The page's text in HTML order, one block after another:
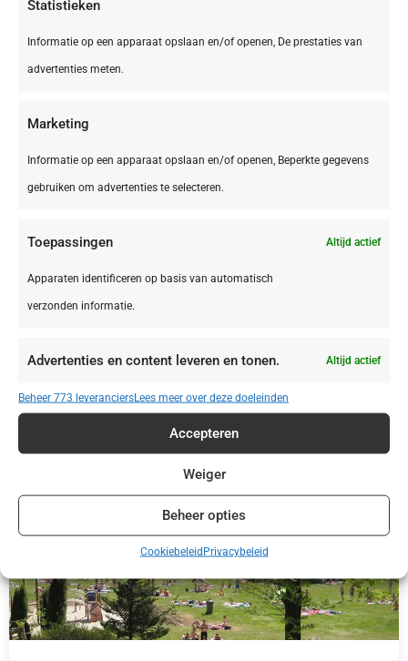
Statistieken
Informatie op een apparaat opslaan en/of openen, De prestaties van
advertenties meten.
Marketing
Informatie op een apparaat opslaan en/of openen, Beperkte gegevens
gebruiken om advertenties te selecteren.
Toepassingen Altijd actief
Apparaten identificeren op basis van automatisch
verzonden informatie.
Advertenties en content leveren en tonen. Altijd actief
Beheer 773 leveranciersLees meer over deze doeleinden
Accepteren
Weiger
Beheer opties
CookiebeleidPrivacybeleid
IT,Le Marche
Le Marche San Costanzo Camping Mar y Sierra
€ 415,00